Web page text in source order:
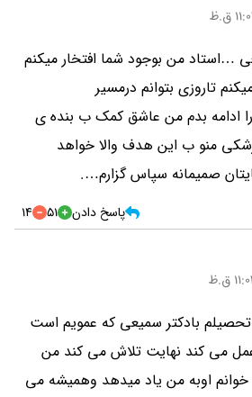
…استاد من بوجود شما افتخار میکنم
تاروزی بتوانم درمسیر
را ادامه بدم من عاشق کمک ب بنده ی
منو ب این هدف والا خواهد
صمیمانه سپاس گزارم….
پاسخ دادن 51
14
بادکتر سمیعی که عمویم است
عمل می کند نهایت تلاش می کند من
اوبه من یاد میدهد وهمیشه می